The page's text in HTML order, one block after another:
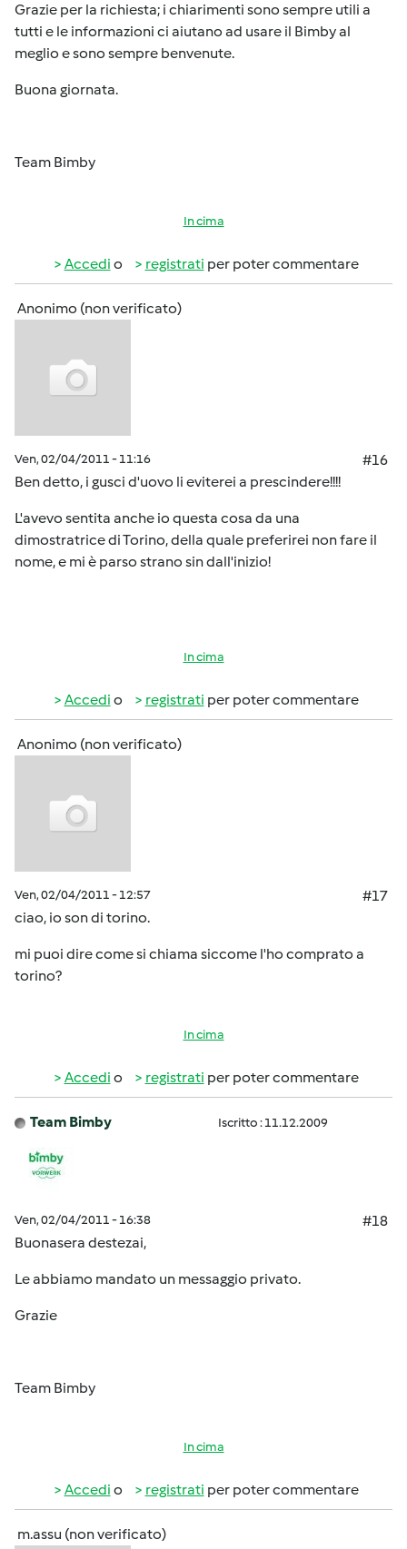
Grazie per la richiesta; i chiarimenti sono sempre utili a
tutti e le informazioni ci aiutano ad usare il Bimby al
meglio e sono sempre benvenute.
Buona giornata.
Team Bimby
In cima
Accedi o registrati per poter commentare
Anonimo (non verificato)
Ven, 02/04/2011 - 11:16
#16
Ben detto, i gusci d'uovo li eviterei a prescindere!!!!
L'avevo sentita anche io questa cosa da una
dimostratrice di Torino, della quale preferirei non fare il
nome, e mi è parso strano sin dall'inizio!
In cima
Accedi o registrati per poter commentare
Anonimo (non verificato)
Ven, 02/04/2011 - 12:57
#17
ciao, io son di torino.
mi puoi dire come si chiama siccome l'ho comprato a
torino?
In cima
Accedi o registrati per poter commentare
Team Bimby Iscritto : 11.12.2009
Ven, 02/04/2011 - 16:38
#18
Buonasera destezai,
Le abbiamo mandato un messaggio privato.
Grazie
Team Bimby
In cima
Accedi o registrati per poter commentare
m.assu (non verificato)